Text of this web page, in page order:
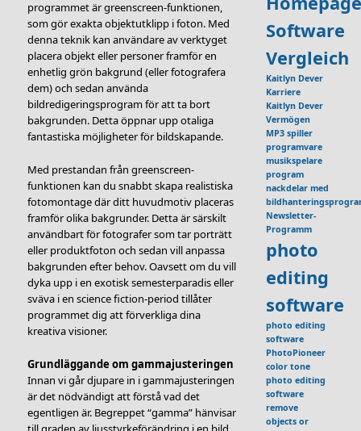
programmet är greenscreen-funktionen,
som gör exakta objektutklipp i foton. Med
denna teknik kan användare av verktyget
placera objekt eller personer framför en
enhetlig grön bakgrund (eller fotografera
dem) och sedan använda
bildredigeringsprogram för att ta bort
bakgrunden. Detta öppnar upp otaliga
fantastiska möjligheter för bildskapande.
Med prestandan från greenscreen-
funktionen kan du snabbt skapa realistiska
fotomontage där ditt huvudmotiv placeras
framför olika bakgrunder. Detta är särskilt
användbart för fotografer som tar porträtt
eller produktfoton och sedan vill anpassa
bakgrunden efter behov. Oavsett om du vill
dyka upp i en exotisk semesterparadis eller
sväva i en science fiction-period tillåter
programmet dig att förverkliga dina
kreativa visioner.
Grundläggande om gammajusteringen
Innan vi går djupare in i gammajusteringen
är det nödvändigt att förstå vad det
egentligen är. Begreppet “gamma” hänvisar
Software
Vergleich
Kaitlyn Dever
Karriere
Kaitlyn Dever
Vermögen
MP3 spiller
programvare
musikspelare
program
nackdelar med
Newsletter-
Programm
photo
editing
software
photo editing
software
PhotoPioneer
color tone
photo editing
software
remove
objects or